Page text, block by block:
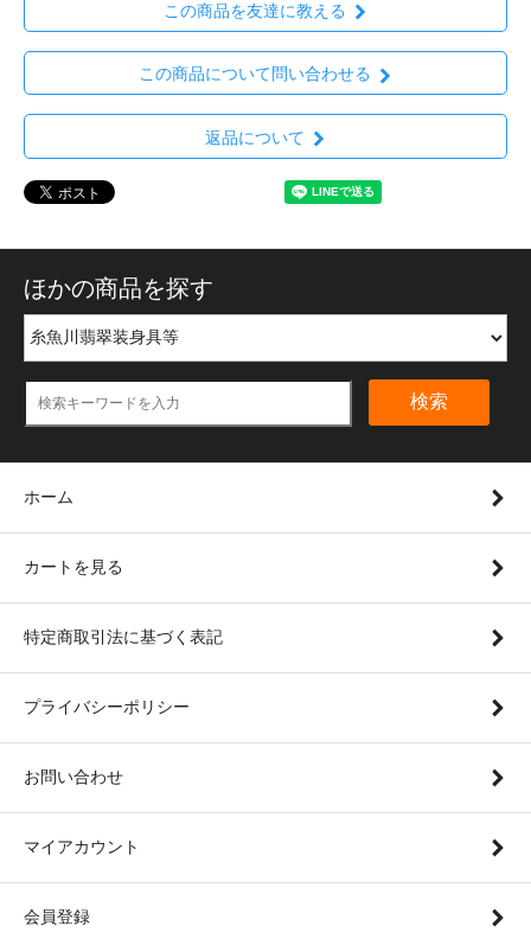
この商品を友達に教える
この商品について問い合わせる
返品について
ほかの商品を探す
検索
ホーム
カートを見る
特定商取引法に基づく表記
プライバシーポリシー
お問い合わせ
マイアカウント
会員登録